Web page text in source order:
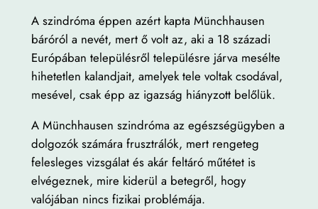
A szindróma éppen azért kapta Münchhausen
báróról a nevét, mert ő volt az, aki a 18 századi
Európában településről településre járva mesélte
hihetetlen kalandjait, amelyek tele voltak csodával,
mesével, csak épp az igazság hiányzott belőlük.
A Münchhausen szindróma az egészségügyben a
dolgozók számára frusztrálók, mert rengeteg
felesleges vizsgálat és akár feltáró műtétet is
elvégeznek, mire kiderül a betegről, hogy
valójában nincs fizikai problémája.